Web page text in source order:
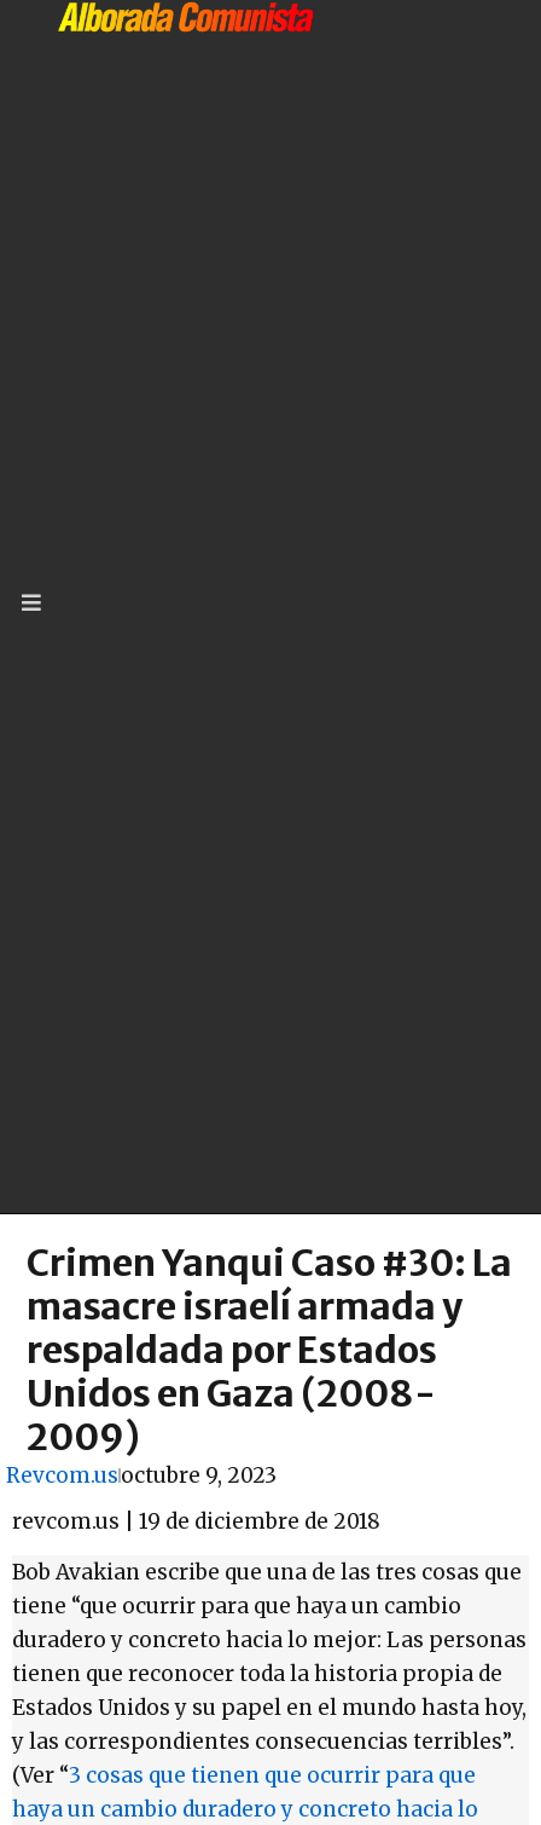
Crimen Yanqui Caso #30: La
masacre israelí armada y
respaldada por Estados
Unidos en Gaza (2008-
2009)
Revcom.usoctubre 9, 2023
revcom.us | 19 de diciembre de 2018
Bob Avakian escribe que una de las tres cosas que
tiene “que ocurrir para que haya un cambio
duradero y concreto hacia lo mejor: Las personas
tienen que reconocer toda la historia propia de
Estados Unidos y su papel en el mundo hasta hoy,
y las correspondientes consecuencias terribles”.
(Ver “3 cosas que tienen que ocurrir para que
haya un cambio duradero y concreto hacia lo